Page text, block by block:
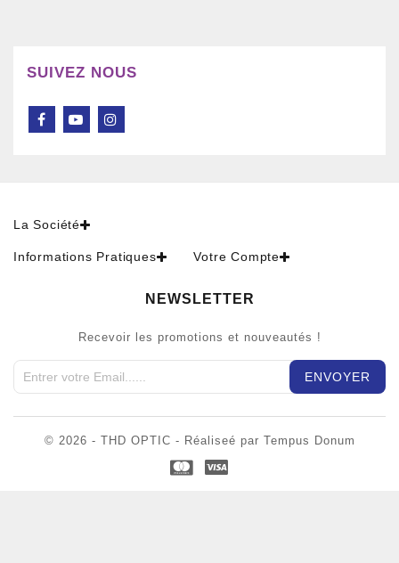
SUIVEZ NOUS
La Société
Informations Pratiques Votre Compte
NEWSLETTER
Recevoir les promotions et nouveautés !
© 2026 - THD OPTIC - Réaliseé par Tempus Donum